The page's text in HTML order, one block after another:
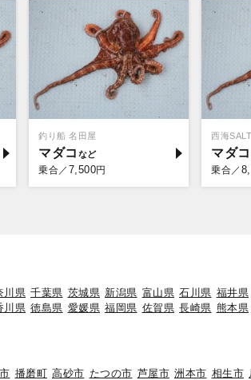
釣り船 名田屋
マダコ
乗合／ 7,500円
西海
マダコ
乗合／
川県 千葉県 茨城県 新潟県 富山県 石川県 福井県
川県 徳島県 愛媛県 福岡県 佐賀県 長崎県 熊本県
播磨町 高砂市 たつの市 芦屋市 洲本市 相生市